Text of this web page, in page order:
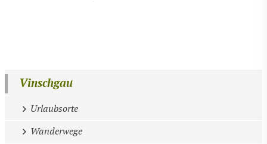
Vinschgau
Urlaubsorte
Wanderwege